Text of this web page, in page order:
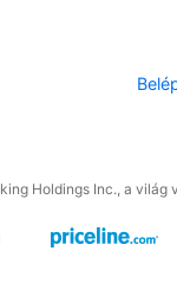
Holdings Inc., a